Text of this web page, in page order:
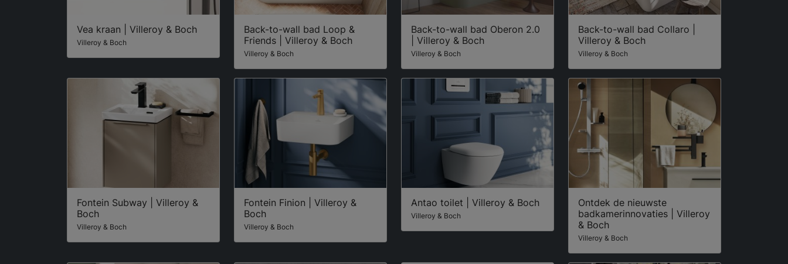
Vea kraan | Villeroy & Boch
Villeroy & Boch
Back-to-wall bad Loop &
Friends | Villeroy & Boch
Villeroy & Boch
Back-to-wall bad Oberon 2.0
| Villeroy & Boch
Villeroy & Boch
Back-to-wall bad Collaro |
Villeroy & Boch
Villeroy & Boch
Fontein Subway | Villeroy &
Boch
Villeroy & Boch
Fontein Finion | Villeroy &
Boch
Villeroy & Boch
Antao toilet | Villeroy & Boch
Villeroy & Boch
Ontdek de nieuwste
badkamerinnovaties | Villeroy
& Boch
Villeroy & Boch